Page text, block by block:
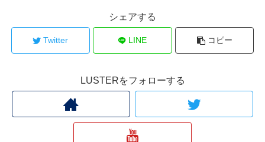
シェアする
Twitter LINE コピー
LUSTERをフォローする